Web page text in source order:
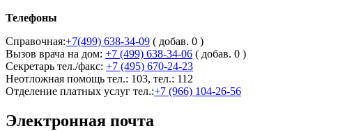
Телефоны
Справочная:+7(499) 638-34-09 ( добав. 0 )
Вызов врача на дом: +7 (499) 638-34-06 ( добав. 0 )
Секретарь тел./факс: +7 (495) 670-24-23
Неотложная помощь тел.: 103, тел.: 112
Отделение платных услуг тел.:+7 (966) 104-26-56
Электронная почта